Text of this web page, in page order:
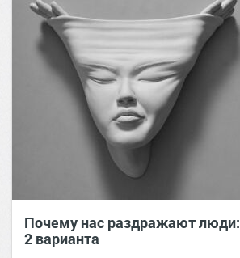
Почему нас раздражают люди:
2 варианта